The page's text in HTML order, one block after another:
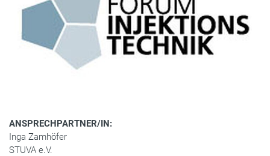
ANSPRECHPARTNER/IN:
Inga Zamhöfer
STUVA e.V.